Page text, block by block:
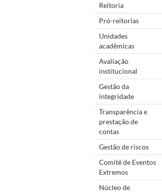
Reitoria
Pró-reitorias
Unidades
acadêmicas
Avaliação
institucional
Gestão da
integridade
Transparência e
prestação de
contas
Gestão de riscos
Comitê de Eventos
Extremos
Núcleo de